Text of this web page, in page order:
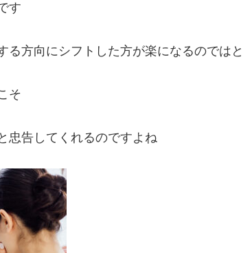
す
る方向にシフトした方が楽になるのではと
そ
忠告してくれるのですよね